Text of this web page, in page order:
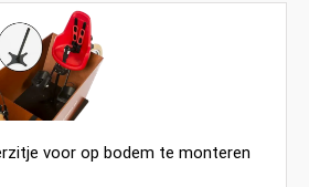
voor op bodem te monteren